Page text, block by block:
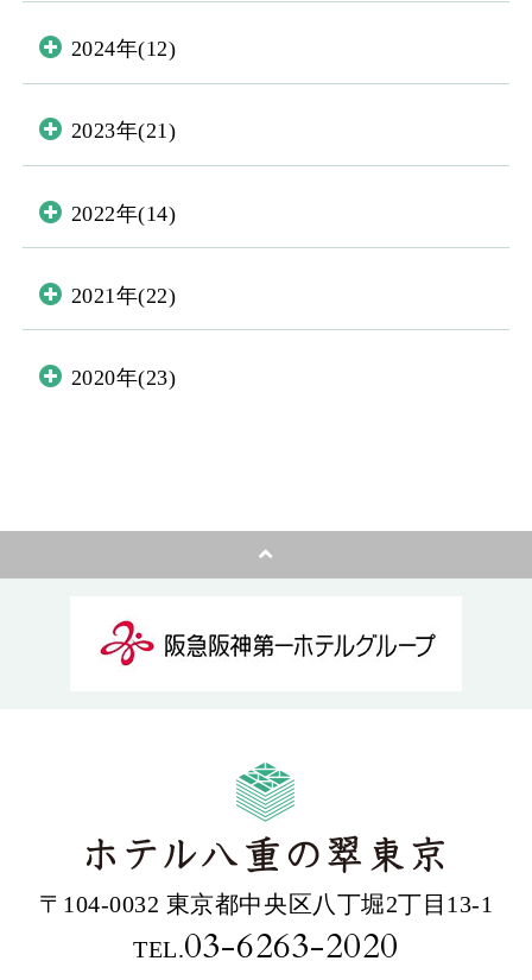
2024年(12)
2023年(21)
2022年(14)
2021年(22)
2020年(23)
〒104-0032 東京都中央区八丁堀2丁目13-1
TEL.03-6263-2020